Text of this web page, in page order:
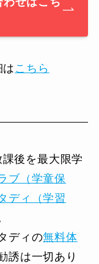
こちら
後を最大限学
ブ（学童保
ディ（学習
ディの無料体
誘は一切あり